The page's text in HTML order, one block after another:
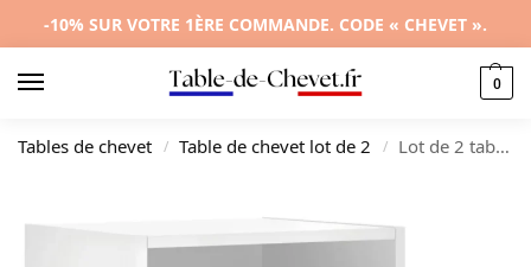
-10% SUR VOTRE 1ÈRE COMMANDE. CODE « CHEVET ».
0
Tables de chevet / Table de chevet lot de 2 / Lot de 2 tables de chevet bois moderne suspendu, 40x35x47.5cm